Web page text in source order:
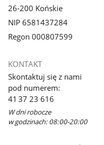
26-200 Końskie
NIP 6581437284
Regon 000807599
KONTAKT
Skontaktuj się z nami
pod numerem:
41 37 23 616
W dni robocze
w godzinach: 08:00-20:00